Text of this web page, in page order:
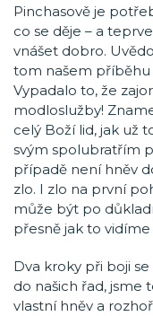
Pinchasově je
co se děje – a
vnášet dobro.
tom našem příběhu
Vypadalo to, že
modloslužby!
celý Boží lid, jak už
svým spolubratřím
případě není hněv
zlo. I zlo na první
může být po
přesně jak to
Dva kroky při boji
do našich řad, jsme
vlastní hněv a